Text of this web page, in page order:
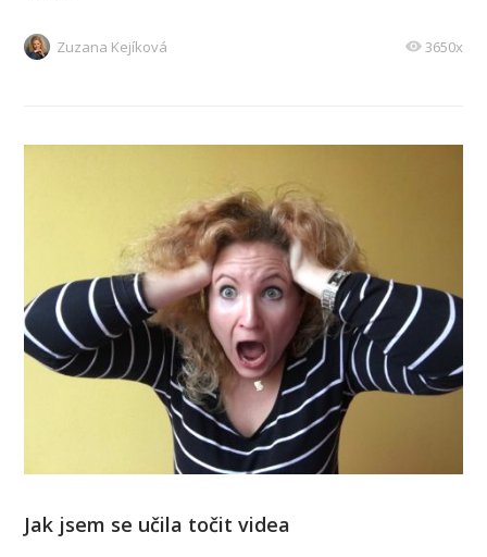
Zuzana Kejíková 3650x
Jak jsem se učila točit videa